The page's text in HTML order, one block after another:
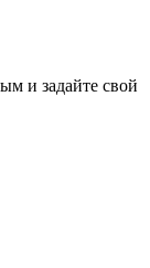
и задайте свой